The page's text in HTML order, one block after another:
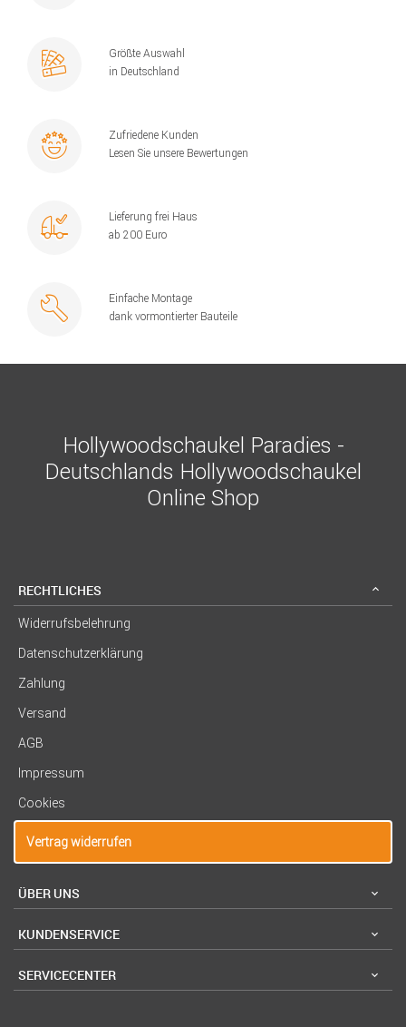
Größte Auswahl
in Deutschland
Zufriedene Kunden
Lesen Sie unsere Bewertungen
Lieferung frei Haus
ab 200 Euro
Einfache Montage
dank vormontierter Bauteile
Hollywoodschaukel Paradies -
Deutschlands Hollywoodschaukel
Online Shop
RECHTLICHES
Widerrufsbelehrung
Datenschutzerklärung
Zahlung
Versand
AGB
Impressum
Cookies
Vertrag widerrufen
ÜBER UNS
KUNDENSERVICE
SERVICECENTER